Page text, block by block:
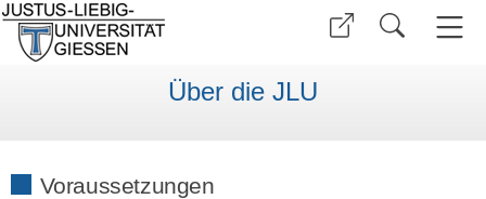
Über die JLU
Voraussetzungen